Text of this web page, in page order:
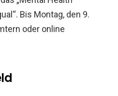
Bis Montag, den 9.
oder online